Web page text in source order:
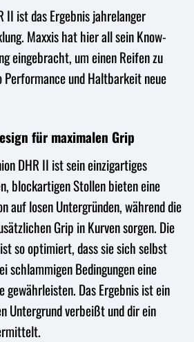
II ist das Ergebnis jahrelanger
Maxxis hat hier all sein Know-
eingebracht, um einen Reifen zu
und Haltbarkeit neue
für maximalen Grip
DHR II ist sein einzigartiges
blockartigen Stollen bieten eine
auf losen Untergründen, während die
Grip in Kurven sorgen. Die
so optimiert, dass sie sich selbst
schlammigen Bedingungen eine
gewährleisten. Das Ergebnis ist ein
Untergrund verbeißt und dir ein